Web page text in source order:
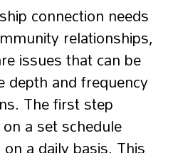
connection needs
relationships,
issues that can be
depth and frequency
The first step
a set schedule